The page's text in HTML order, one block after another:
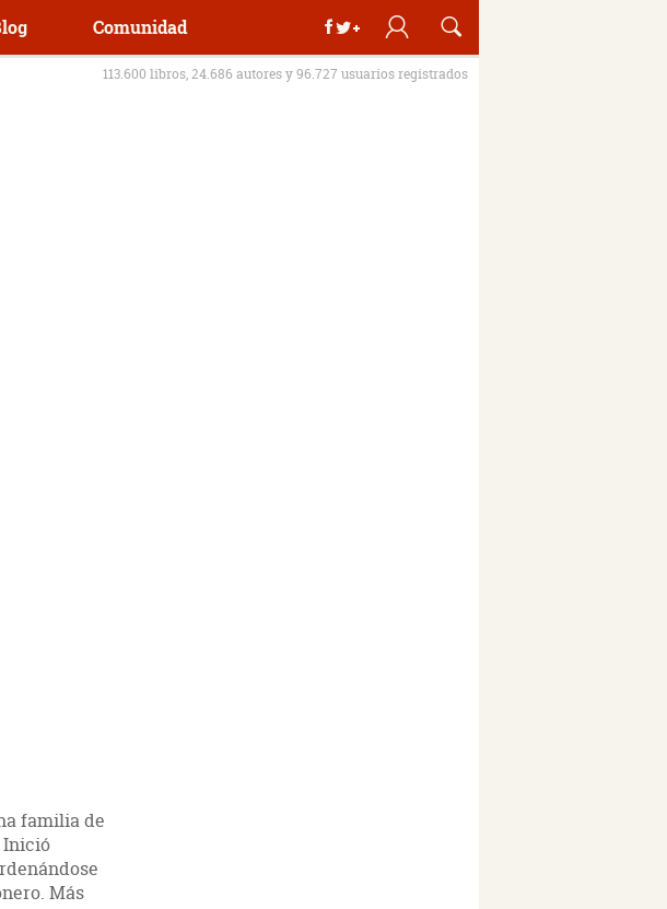
Comunidad
113.600 libros, 24.686 autores y 96.727 usuarios registrados
familia de
Inició
Más